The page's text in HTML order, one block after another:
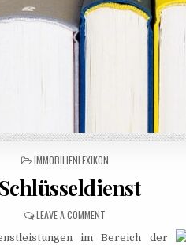
POSTED IN
IMMOBILIENLEXIKON
Schlüsseldienst
LEAVE A COMMENTON SCHLÜSSELDIENST
im Bereich der